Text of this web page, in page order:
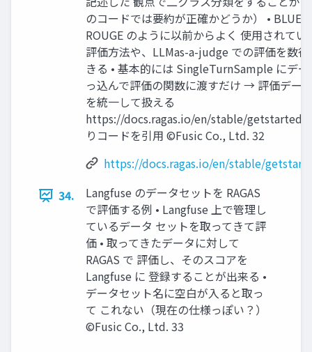
のコードでは要約が正確かどうか） • BLUE
ROUGE のように以前からよく 使用されてい
評価方法や、LLMas-a-judge での評価を数
きる • 基本的には SingleTurnSample にデ
っ込んで評価の関数に渡すだけ → 評価デー
を統一して扱える
https://docs.ragas.io/en/stable/getstarted/
りコードを引用 ©Fusic Co., Ltd. 32
https://docs.ragas.io/en/stable/
34.
Langfuse のデータセットを RAGAS
で評価する例 • Langfuse 上で管理し
ているデータ セットを取ってきて評
価 • 取ってきたデータに対して
RAGAS で 評価し、そのスコアを
Langfuse に 登録することが出来る •
データセット名に空白が入ると取っ
て これない（現在の仕様っぽい？）
©Fusic Co., Ltd. 33